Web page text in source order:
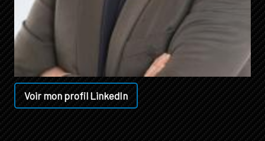
Voir mon profil LinkedIn